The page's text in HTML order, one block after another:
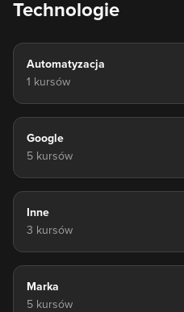
Technologie
Automatyzacja
1 kursów
Google
5 kursów
Inne
3 kursów
Marka
5 kursów